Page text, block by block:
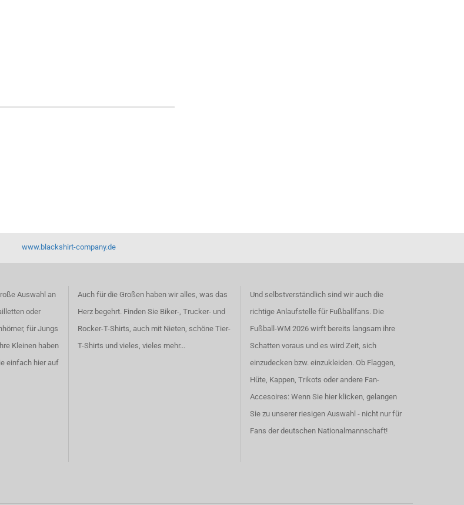
www.blackshirt-company.de
Auswahl an
oder
für Jungs
Kleinen haben
einfach hier auf
Auch für die Großen haben wir alles, was das
Herz begehrt. Finden Sie Biker-, Trucker- und
Rocker-T-Shirts, auch mit Nieten, schöne Tier-
T-Shirts und vieles, vieles mehr...
Und selbstverständlich sind wir auch die
richtige Anlaufstelle für Fußballfans. Die
Fußball-WM 2026 wirft bereits langsam ihre
Schatten voraus und es wird Zeit, sich
einzudecken bzw. einzukleiden. Ob Flaggen,
Hüte, Kappen, Trikots oder andere Fan-
Accesoires: Wenn Sie hier klicken, gelangen
Sie zu unserer riesigen Auswahl - nicht nur für
Fans der deutschen Nationalmannschaft!